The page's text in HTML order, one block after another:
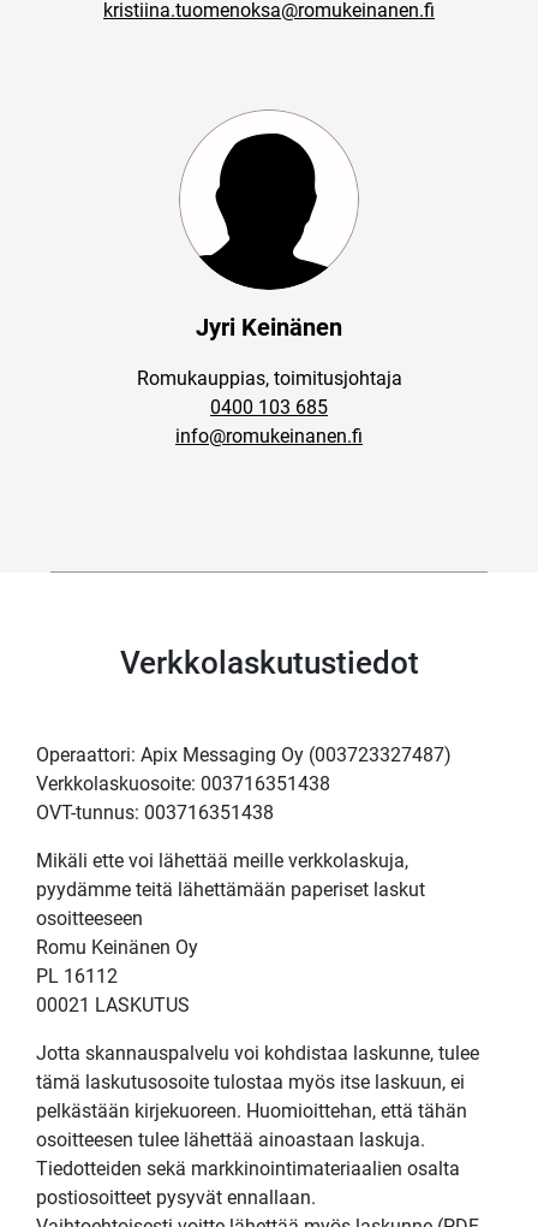
kristiina.tuomenoksa@romukeinanen.fi
Jyri Keinänen
Romukauppias, toimitusjohtaja
0400 103 685
info@romukeinanen.fi
Verkkolaskutustiedot
Operaattori: Apix Messaging Oy (003723327487)
Verkkolaskuosoite: 003716351438
OVT-tunnus: 003716351438
Mikäli ette voi lähettää meille verkkolaskuja,
pyydämme teitä lähettämään paperiset laskut
osoitteeseen
Romu Keinänen Oy
PL 16112
00021 LASKUTUS
Jotta skannauspalvelu voi kohdistaa laskunne, tulee
tämä laskutusosoite tulostaa myös itse laskuun, ei
pelkästään kirjekuoreen. Huomioittehan, että tähän
osoitteesen tulee lähettää ainoastaan laskuja.
Tiedotteiden sekä markkinointimateriaalien osalta
postiosoitteet pysyvät ennallaan.